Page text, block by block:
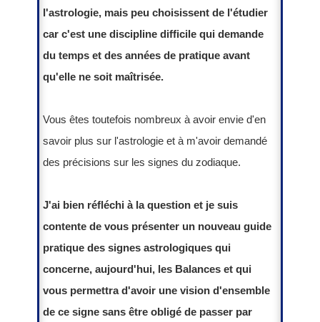
l'astrologie, mais peu choisissent de l'étudier
car c'est une discipline difficile qui demande
du temps et des années de pratique avant
qu'elle ne soit maîtrisée.
Vous êtes toutefois nombreux à avoir envie d'en
savoir plus sur l'astrologie et à m'avoir demandé
des précisions sur les signes du zodiaque.
J'ai bien réfléchi à la question et je suis
contente de vous présenter un nouveau guide
pratique des signes astrologiques qui
concerne, aujourd'hui, les Balances et qui
vous permettra d'avoir une vision d'ensemble
de ce signe sans être obligé de passer par